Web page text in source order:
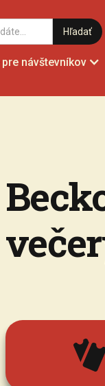
návštevníkov